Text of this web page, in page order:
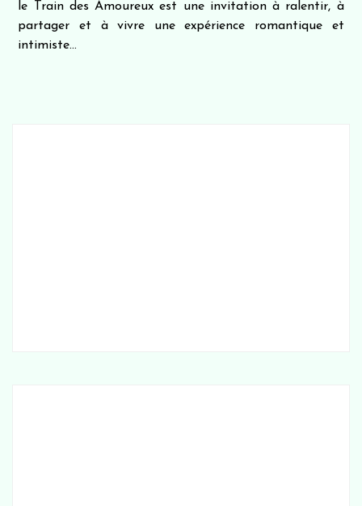
le Train des Amoureux est une invitation à ralentir, à
partager et à vivre une expérience romantique et
intimiste...